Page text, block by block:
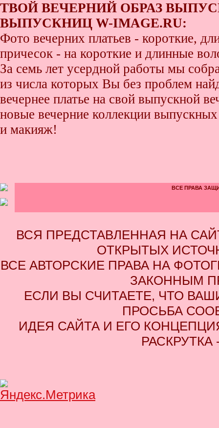
ТВОЙ ВЕЧЕРНИЙ ОБРАЗ
ВЫПУСКНИЦ W-IMAGE.RU:
Фото вечерних платьев - короткие,
причесок - на короткие и длинные
За семь лет усердной работы мы
из числа которых Вы без проблем
вечернее платье на свой выпускной
новые вечерние коллекции
и макияж!
ВСЕ ПРАВА
ВСЯ ПРЕДСТАВЛЕННАЯ НА
ОТКРЫТЫХ
ВСЕ АВТОРСКИЕ ПРАВА НА
ЗАКОННЫМ
ЕСЛИ ВЫ СЧИТАЕТЕ, ЧТО
ПРОСЬБА
ИДЕЯ САЙТА И ЕГО
РАСКРУТКА